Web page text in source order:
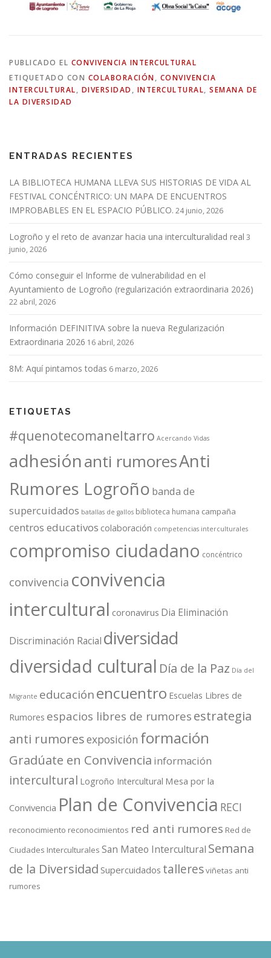
PUBLICADO EL CONVIVENCIA INTERCULTURAL
ETIQUETADO CON COLABORACIÓN, CONVIVENCIA
INTERCULTURAL, DIVERSIDAD , INTERCULTURAL, SEMANA DE
LA DIVERSIDAD
ENTRADAS RECIENTES
LA BIBLIOTECA HUMANA LLEVA SUS HISTORIAS DE VIDA AL
FESTIVAL CONCÉNTRICO: UN MAPA DE ENCUENTROS
IMPROBABLES EN EL ESPACIO PÚBLICO. 24 junio, 2026
Logroño y el reto de avanzar hacia una interculturalidad real 3
junio, 2026
Cómo conseguir el Informe de vulnerabilidad en el
Ayuntamiento de Logroño (regularización extraordinaria 2026)
22 abril, 2026
Información DEFINITIVA sobre la nueva Regularización
Extraordinaria 2026 16 abril, 2026
8M: Aquí pintamos todas 6 marzo, 2026
ETIQUETAS
#quenotecomaneltarro Acercando Vidas
adhesiónanti rumoresAnti
Rumores Logroño banda de
supercuidados batallas de gallos biblioteca humana campaña
centros educativos colaboración competencias interculturales
compromiso ciudadano concéntrico
convivencia convivencia
intercultural coronavirus Dia Eliminación
Discriminación Racial diversidad
diversidad cultural Día de la Paz Día del
Migrante educaciónencuentro Escuelas Libres de
Rumores espacios libres de rumores estrategia
anti rumoresexposición formación
Gradúate en Convivencia información
intercultural Logroño Intercultural Mesa por la
Convivencia Plan de Convivencia RECI
reconocimiento reconocimientos red anti rumores Red de
Ciudades Interculturales San Mateo Intercultural Semana
de la Diversidad Supercuidados talleresviñetas anti
rumores